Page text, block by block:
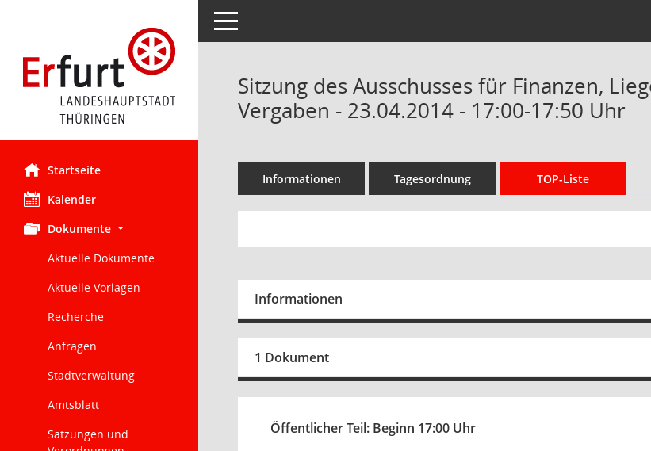
Startseite
Kalender
Dokumente
Aktuelle Dokumente
Aktuelle Vorlagen
Recherche
Anfragen
Stadtverwaltung
Amtsblatt
Satzungen und
Toggle navigation
Sitzung des Ausschusses für Finanzen,
Vergaben - 23.04.2014 - 17:00-17:50 Uhr
Informationen Tagesordnung TOP-Liste
Informationen
1 Dokument
Öffentlicher Teil: Beginn 17:00 Uhr